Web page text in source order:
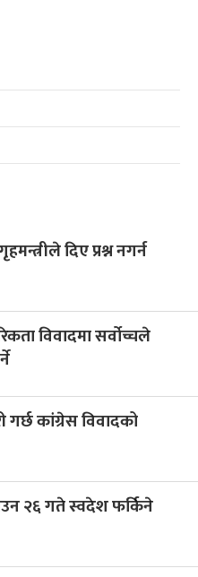
दिए प्रश्न नगर्न
विवादमा सर्वोच्चले
कांग्रेस विवादको
२६ गते स्वदेश फर्किने